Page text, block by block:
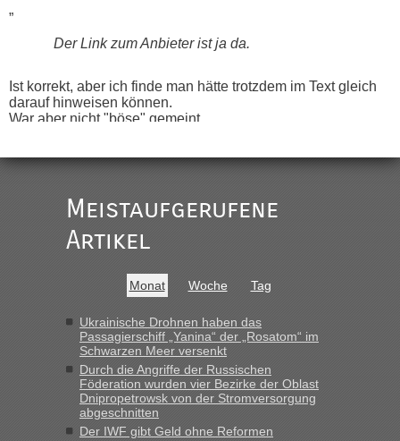
„
Der Link zum Anbieter ist ja da.
Ist korrekt, aber ich finde man hätte trotzdem im Text gleich
darauf hinweisen können.
War aber nicht "böse" gemeint ...
Hab´s versucht - bekomme aber immer angezeigt "auf dieser
Berichte und Reisetipps • Re: Mit dem Zug in
„Man sollte aber explizit dazu schreiben, daß es ein Zug von
LeoExpress ist - und nur auf deren Webseite kann man die
Fahrkarten kaufen. Zumindest ist es die erste Umsteigefreie
Verbindung von Deutschland...“
Recht, Visa und Dokumente • Re: Deklaration
gebrauchter Kleidung beim Zoll
Meistaufgerufene
Artikel
Monat Woche Tag
Ukrainische Drohnen haben das
Passagierschiff „Yanina“ der „Rosatom“ im
Schwarzen Meer versenkt
Durch die Angriffe der Russischen
Föderation wurden vier Bezirke der Oblast
Dnipropetrowsk von der Stromversorgung
abgeschnitten
Der IWF gibt Geld ohne Reformen